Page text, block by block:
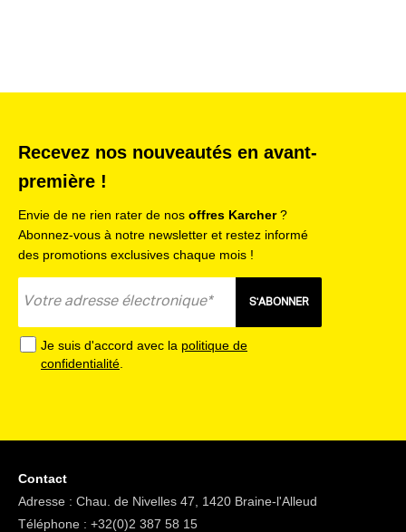
Poids - 0.1 - kg
Équipements :
ApplicationArea 2 - Endroits difficiles d'accès (coins, jointures,
ApplicationArea 3 - Poches de côté de la voiture
Recevez nos nouveautés en avant-
première !
Envie de ne rien rater de nos offres Karcher?
Abonnez-vous à notre newsletter et restez informé
des promotions exclusives chaque mois !
S'ABONNER
Je suis d'accord avec la politique de
confidentialité
Contact
Adresse : Chau. de Nivelles 47, 1420 Braine-l'Alleud
Téléphone : +32(0)2 387 58 15